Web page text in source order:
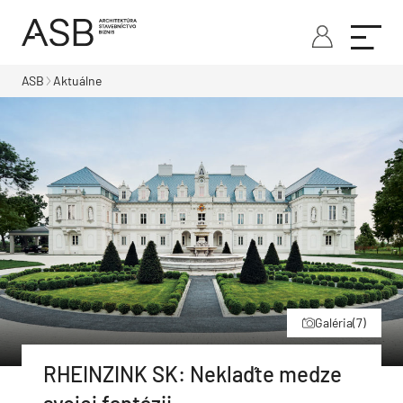
ASB Aktuálne
Galéria(7)
RHEINZINK SK: Neklaďte medze